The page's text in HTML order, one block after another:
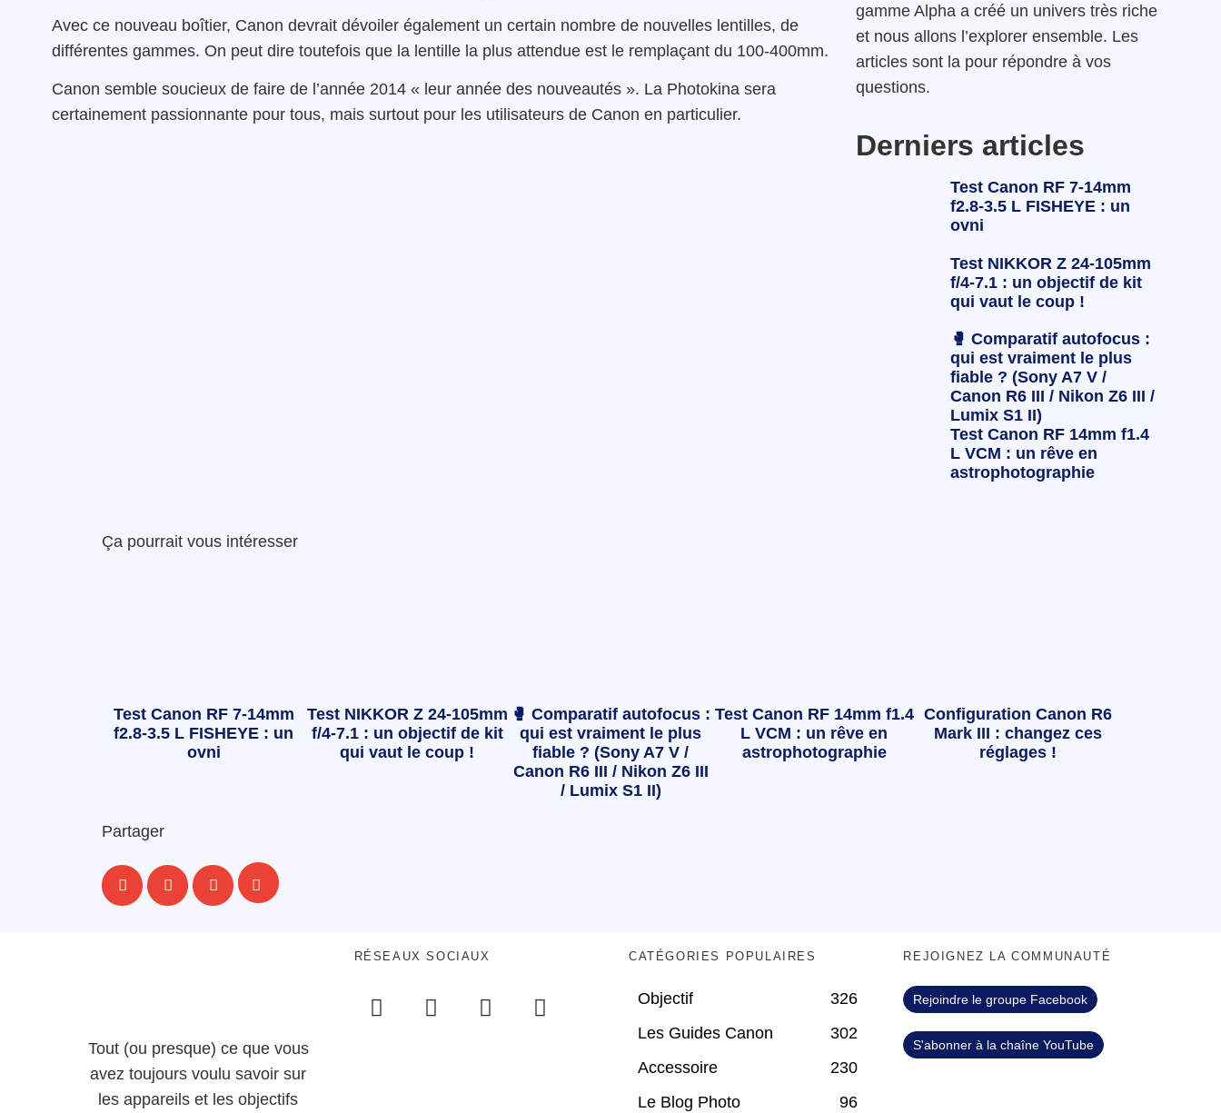
Avec ce nouveau boîtier, Canon devrait dévoiler également un certain nombre de nouvelles lentilles, de
différentes gammes. On peut dire toutefois que la lentille la plus attendue est le remplaçant du 100-400mm.
Canon semble soucieux de faire de l’année 2014 « leur année des nouveautés ». La Photokina sera
certainement passionnante pour tous, mais surtout pour les utilisateurs de Canon en particulier.
gamme Alpha a créé un univers très riche
et nous allons l’explorer ensemble. Les
articles sont la pour répondre à vos
questions.
Derniers articles
Test Canon RF 7-14mm
f2.8-3.5 L FISHEYE : un
ovni
Test NIKKOR Z 24-105mm
f/4-7.1 : un objectif de kit
qui vaut le coup !
🥊 Comparatif autofocus :
qui est vraiment le plus
fiable ? (Sony A7 V /
Canon R6 III / Nikon Z6 III /
Lumix S1 II)
Test Canon RF 14mm f1.4
L VCM : un rêve en
astrophotographie
Ça pourrait vous intéresser
Test Canon RF 7-14mm
f2.8-3.5 L FISHEYE : un
ovni
Test NIKKOR Z 24-105mm
f/4-7.1 : un objectif de kit
qui vaut le coup !
🥊 Comparatif autofocus :
qui est vraiment le plus
fiable ? (Sony A7 V /
Canon R6 III / Nikon Z6 III
/ Lumix S1 II)
Test Canon RF 14mm f1.4
L VCM : un rêve en
astrophotographie
Configuration Canon R6
Mark III : changez ces
réglages !
Partager
Tout (ou presque) ce que vous
avez toujours voulu savoir sur
les appareils et les objectifs
RÉSEAUX SOCIAUX CATÉGORIES POPULAIRES
Objectif
326
Les Guides Canon
302
Accessoire
230
Le Blog Photo
96
REJOIGNEZ LA COMMUNAUTÉ
Rejoindre le groupe Facebook
S'abonner à la chaîne YouTube